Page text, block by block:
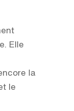
Elle
la
le